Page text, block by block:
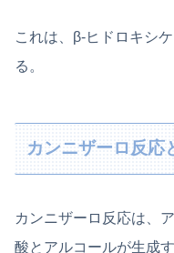
これは、β-ヒドロキシ
る。
カンニザーロ反応
カンニザーロ反応は、
酸とアルコールが生成